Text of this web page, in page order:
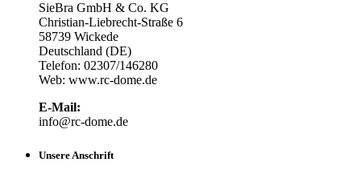
SieBra GmbH & Co. KG
Christian-Liebrecht-Straße 6
58739 Wickede
Deutschland (DE)
Telefon: 02307/146280
Web: www.rc-dome.de
E-Mail:
info@rc-dome.de
Unsere Anschrift